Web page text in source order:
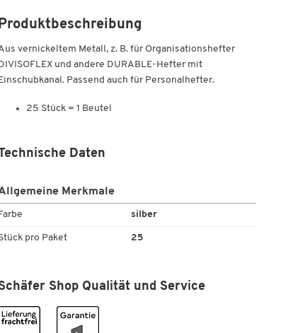
vernickeltem Metall, z. B. für Organisationshefter
und andere DURABLE-Hefter mit
Passend auch für Personalhefter.
25 Stück = 1 Beutel
Daten
Merkmale
silber
pro Paket 25
Shop Qualität und Service